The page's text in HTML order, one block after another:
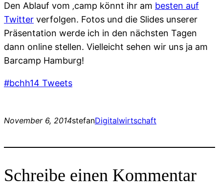
Den Ablauf vom ‚camp könnt ihr am besten auf
Twitter verfolgen. Fotos und die Slides unserer
Präsentation werde ich in den nächsten Tagen
dann online stellen. Vielleicht sehen wir uns ja am
Barcamp Hamburg!
#bchh14 Tweets
November 6, 2014stefanDigitalwirtschaft
Schreibe einen Kommentar